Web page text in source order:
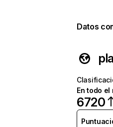
Datos
En todo el
6720